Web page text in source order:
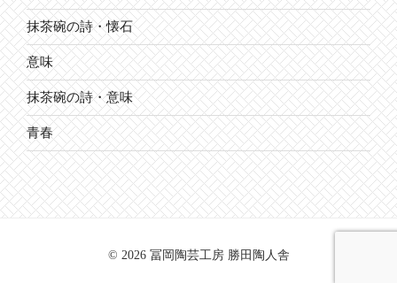
抹茶碗の詩・懐石
意味
抹茶碗の詩・意味
青春
© 2026 冨岡陶芸工房 勝田陶人舎